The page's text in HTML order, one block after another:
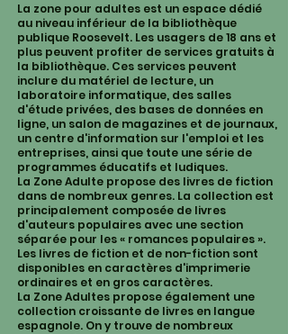
La zone pour adultes est un espace dédié
au niveau inférieur de la bibliothèque
publique Roosevelt. Les usagers de 18 ans et
plus peuvent profiter de services gratuits à
la bibliothèque. Ces services peuvent
inclure du matériel de lecture, un
laboratoire informatique, des salles
d'étude privées, des bases de données en
ligne, un salon de magazines et de journaux,
un centre d'information sur l'emploi et les
entreprises, ainsi que toute une série de
programmes éducatifs et ludiques.
La Zone Adulte propose des livres de fiction
dans de nombreux genres. La collection est
principalement composée de livres
d'auteurs populaires avec une section
séparée pour les « romances populaires ».
Les livres de fiction et de non-fiction sont
disponibles en caractères d'imprimerie
ordinaires et en gros caractères.
La Zone Adultes propose également une
collection croissante de livres en langue
espagnole. On y trouve de nombreux